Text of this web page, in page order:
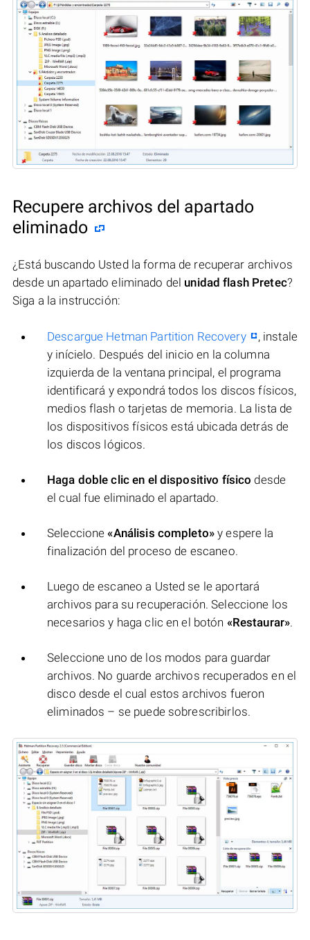
Recupere archivos del apartado
eliminado
¿Está buscando Usted la forma de recuperar archivos
desde un apartado eliminado del unidad flash Pretec?
Siga a la instrucción:
Descargue Hetman Partition Recovery
, instale
y inícielo. Después del inicio en la columna
izquierda de la ventana principal, el programa
identificará y expondrá todos los discos físicos,
medios flash o tarjetas de memoria. La lista de
los dispositivos físicos está ubicada detrás de
los discos lógicos.
Haga doble clic en el dispositivo físico desde
el cual fue eliminado el apartado.
Seleccione«Análisis completo» y espere la
finalización del proceso de escaneo.
Luego de escaneo a Usted se le aportará
archivos para su recuperación. Seleccione los
necesarios y haga clic en el botón «Restaurar».
Seleccione uno de los modos para guardar
archivos. No guarde archivos recuperados en el
disco desde el cual estos archivos fueron
eliminados – se puede sobrescribirlos.